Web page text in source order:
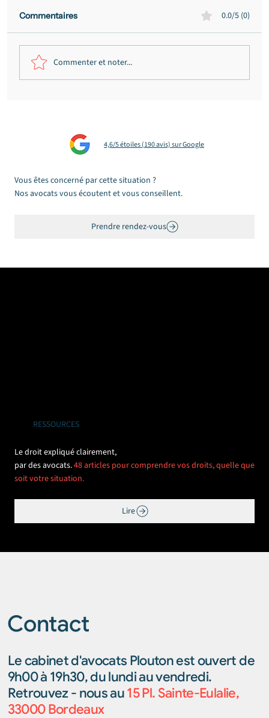
indemnise
Commentaires 0.0/5 (0)
Commenter et noter...
4,6/5 étoiles (190 avis) sur Google
Vous êtes concerné par cette situation ?
Nos avocats vous écoutent et vous conseillent.
Prendre rendez-vous
RESSOURCES
Le droit expliqué clairement,
par des avocats.48 articles pour comprendre vos droits, quelle que
soit votre situation.
Lire
Le cabinet d'avocats Plouton est ouvert de
9h00 à 19h30, du lundi au vendredi.
Retrouvez - nous au15 Pl. Sainte-Eulalie,
33000 Bordeaux
Contact